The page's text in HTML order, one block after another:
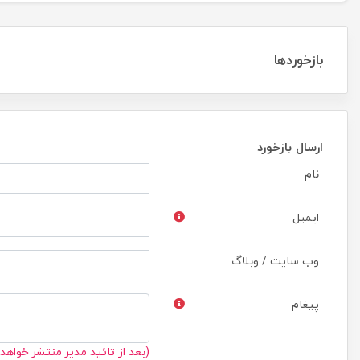
بازخوردها
ارسال بازخورد
نام
ایمیل
وب سایت / وبلاگ
پیغام
(بعد از تائید مدیر منتشر